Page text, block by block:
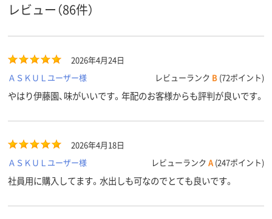
レビュー（86件）
2026年4月24日
ＡＳＫＵＬユーザー様
レビューランク B (72ポイント)
やはり伊藤園、味がいいです。年配のお客様からも評判が良いです。
2026年4月18日
ＡＳＫＵＬユーザー様
レビューランク A (247ポイント)
社員用に購入してます。水出しも可なのでとても良いです。